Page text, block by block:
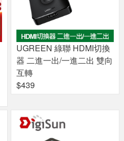
UGREEN 綠聯 HDMI切換
器 二進一出/一進二出 雙向
互轉
$439